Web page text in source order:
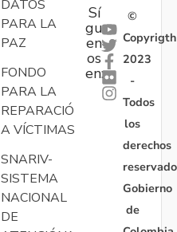
DATOS
PARA LA
PAZ
FONDO
PARA LA
REPARACIÓN
A VÍCTIMAS
SNARIV-
SISTEMA
NACIONAL
DE
Sí
gu
en
os
en:
©
Copyrigth
2023
-
Todos
los
derechos
Gobierno
de